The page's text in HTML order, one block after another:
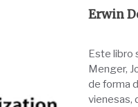
Erwin
Este libro
Menger,
de forma
vienesas,